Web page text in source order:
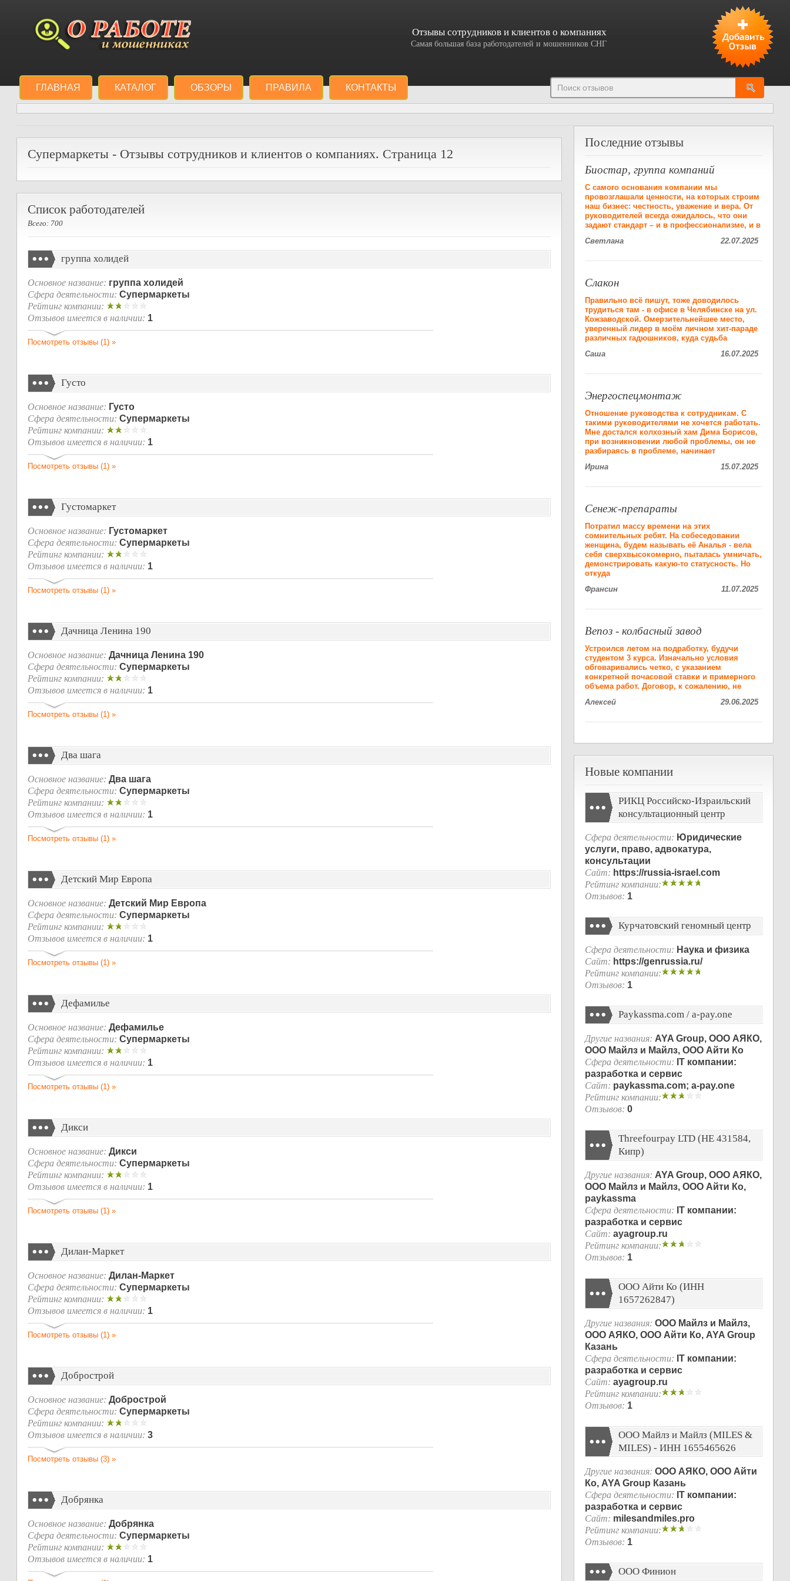
Отзывы сотрудников и клиентов о компаниях
Самая большая база работодателей и мошенников СНГ
ГЛАВНАЯ КАТАЛОГ ОБЗОРЫ ПРАВИЛА КОНТАКТЫ
Супермаркеты - Отзывы сотрудников и клиентов о компаниях. Страница 12
Список работодателей
Всего: 700
группа холидей
Основное название: группа холидей
Сфера деятельности: Супермаркеты
Рейтинг компании:
Отзывов имеется в наличии: 1
Посмотреть отзывы (1) »
Густо
Основное название: Густо
Сфера деятельности: Супермаркеты
Рейтинг компании:
Отзывов имеется в наличии: 1
Посмотреть отзывы (1) »
Густомаркет
Основное название: Густомаркет
Сфера деятельности: Супермаркеты
Рейтинг компании:
Отзывов имеется в наличии: 1
Посмотреть отзывы (1) »
Дачница Ленина 190
Основное название: Дачница Ленина 190
Сфера деятельности: Супермаркеты
Рейтинг компании:
Отзывов имеется в наличии: 1
Посмотреть отзывы (1) »
Два шага
Основное название: Два шага
Сфера деятельности: Супермаркеты
Рейтинг компании:
Отзывов имеется в наличии: 1
Посмотреть отзывы (1) »
Детский Мир Европа
Основное название: Детский Мир Европа
Сфера деятельности: Супермаркеты
Рейтинг компании:
Отзывов имеется в наличии: 1
Посмотреть отзывы (1) »
Дефамилье
Основное название: Дефамилье
Сфера деятельности: Супермаркеты
Рейтинг компании:
Отзывов имеется в наличии: 1
Посмотреть отзывы (1) »
Дикси
Основное название: Дикси
Сфера деятельности: Супермаркеты
Рейтинг компании:
Отзывов имеется в наличии: 1
Посмотреть отзывы (1) »
Дилан-Маркет
Основное название: Дилан-Маркет
Сфера деятельности: Супермаркеты
Рейтинг компании:
Отзывов имеется в наличии: 1
Посмотреть отзывы (1) »
Добрострой
Основное название: Добрострой
Сфера деятельности: Супермаркеты
Рейтинг компании:
Отзывов имеется в наличии: 3
Посмотреть отзывы (3) »
Добрянка
Основное название: Добрянка
Сфера деятельности: Супермаркеты
Рейтинг компании:
Отзывов имеется в наличии: 1
Последние отзывы
Биостар, группа компаний
С самого основания компании мы
провозглашали ценности, на которых строим
наш бизнес: честность, уважение и вера. От
руководителей всегда ожидалось, что они
задают стандарт – и в профессионализме, и в
Светлана
22.07.2025
Слакон
Правильно всё пишут, тоже доводилось
трудиться там - в офисе в Челябинске на ул.
Кожзаводской. Омерзительнейшее место,
уверенный лидер в моём личном хит-параде
различных гадюшников, куда судьба
Саша
16.07.2025
Энергоспецмонтаж
Отношение руководства к сотрудникам. С
такими руководителями не хочется работать.
Мне достался колхозный хам Дима Борисов,
при возникновении любой проблемы, он не
разбираясь в проблеме, начинает
Ирина
15.07.2025
Сенеж-препараты
Потратил массу времени на этих
сомнительных ребят. На собеседовании
женщина, будем называть её Аналья - вела
себя сверхвысокомерно, пыталась умничать,
демонстрировать какую-то статусность. Но
откуда
Франсин
11.07.2025
Вепоз - колбасный завод
Устроился летом на подработку, будучи
студентом 3 курса. Изначально условия
обговаривались четко, с указанием
конкретной почасовой ставки и примерного
объема работ. Договор, к сожалению, не
Алексей
29.06.2025
Новые компании
РИКЦ Российско-Израильский
консультационный центр
Сфера деятельности: Юридические
услуги, право, адвокатура,
консультации
Сайт: https://russia-israel.com
Рейтинг компании:
Отзывов: 1
Курчатовский геномный центр
Сфера деятельности: Наука и физика
Сайт: https://genrussia.ru/
Рейтинг компании:
Отзывов: 1
Paykassma.com / a-pay.one
Другие названия: AYA Group, ООО АЯКО,
ООО Майлз и Майлз, ООО Айти Ко
Сфера деятельности: IT компании:
разработка и сервис
Сайт: paykassma.com; a-pay.one
Рейтинг компании:
Отзывов: 0
Threefourpay LTD (ΗΕ 431584,
Кипр)
Другие названия: AYA Group, ООО АЯКО,
ООО Майлз и Майлз, ООО Айти Ко,
paykassma
Сфера деятельности: IT компании:
разработка и сервис
Сайт: ayagroup.ru
Рейтинг компании:
Отзывов: 1
ООО Айти Ко (ИНН
1657262847)
Другие названия: ООО Майлз и Майлз,
ООО АЯКО, ООО Айти Ко, AYA Group
Казань
Сфера деятельности: IT компании:
разработка и сервис
Сайт: ayagroup.ru
Рейтинг компании:
Отзывов: 1
ООО Майлз и Майлз (MILES &
MILES) - ИНН 1655465626
Другие названия: ООО АЯКО, ООО Айти
Ко, AYA Group Казань
Сфера деятельности: IT компании:
разработка и сервис
Сайт: milesandmiles.pro
Рейтинг компании:
Отзывов: 1
ООО Финион